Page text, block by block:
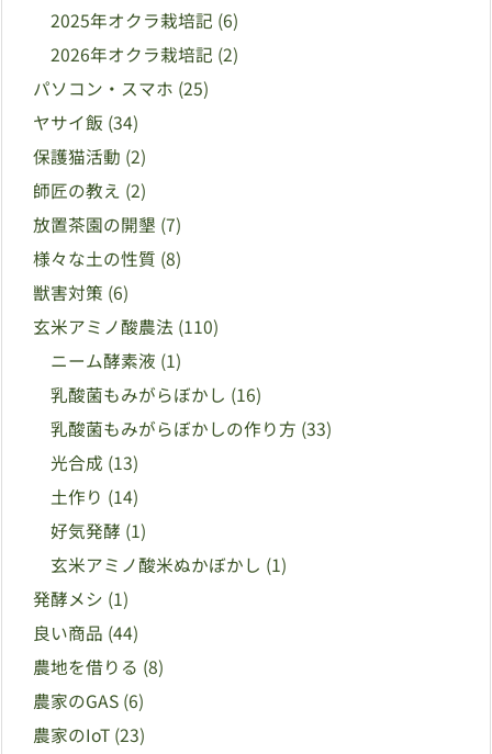
2025年オクラ栽培記 (6)
2026年オクラ栽培記 (2)
パソコン・スマホ (25)
ヤサイ飯 (34)
保護猫活動 (2)
師匠の教え (2)
放置茶園の開墾 (7)
様々な土の性質 (8)
獣害対策 (6)
玄米アミノ酸農法 (110)
ニーム酵素液 (1)
乳酸菌もみがらぼかし (16)
乳酸菌もみがらぼかしの作り方 (33)
光合成 (13)
土作り (14)
好気発酵 (1)
玄米アミノ酸米ぬかぼかし (1)
発酵メシ (1)
良い商品 (44)
農地を借りる (8)
農家のGAS (6)
農家のIoT (23)